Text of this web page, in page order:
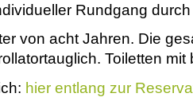
Rundgang
von acht Jahren. Die
Toiletten
hier entlang zur